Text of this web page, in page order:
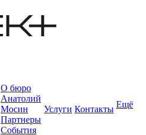
О бюро
Анатолий
Мосин
Партнеры
События
Услуги Контакты Ещё